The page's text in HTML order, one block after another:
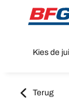
Go to page
Kies de
Terug